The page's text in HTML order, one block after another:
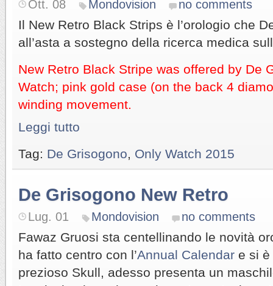
Ott. 08 Mondovision no comments
Il New Retro Black Strips è l’orologio che
all’asta a sostegno della ricerca medica
New Retro Black Stripe was offered by De
Watch; pink gold case (on the back 4
winding movement.
Leggi tutto
Tag: De Grisogono Only Watch 2015
De Grisogono New Retro
Lug. 01 Mondovision no comments
Fawaz Gruosi sta centellinando le novità
ha fatto centro con l’Annual Calendar e si
prezioso Skull, adesso presenta un